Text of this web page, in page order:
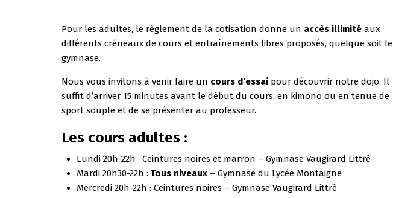
Pour les adultes, le règlement de la cotisation donne un accès illimité aux
différents créneaux de cours et entraînements libres proposés, quelque soit le
gymnase.
Nous vous invitons à venir faire un cours d’essai pour découvrir notre dojo. Il
suffit d’arriver 15 minutes avant le début du cours, en kimono ou en tenue de
sport souple et de se présenter au professeur.
Les cours adultes :
Lundi 20h-22h : Ceintures noires et marron – Gymnase Vaugirard Littré
Mardi 20h30-22h : Tous niveaux – Gymnase du Lycée Montaigne
Mercredi 20h-22h : Ceintures noires – Gymnase Vaugirard Littré